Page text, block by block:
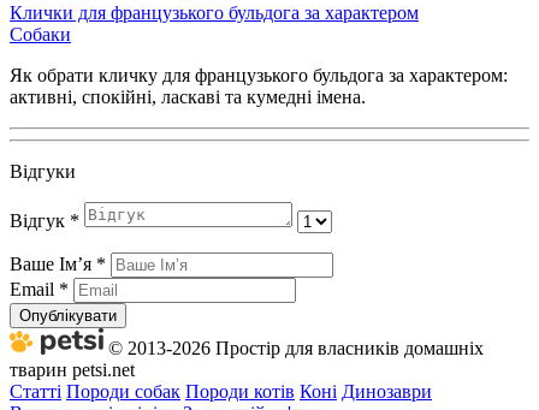
Клички для французького бульдога за характером
Собаки
Як обрати кличку для французького бульдога за характером:
активні, спокійні, ласкаві та кумедні імена.
Відгуки
Відгук *
Ваше Імʼя *
Email *
Опублікувати
© 2013-2026 Простір для власників домашніх
тварин petsi.net
Статті Породи собак Породи котів Коні Динозаври